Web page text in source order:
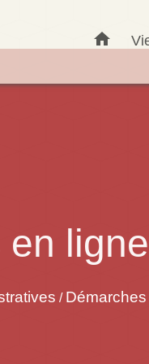
home
en ligne
/